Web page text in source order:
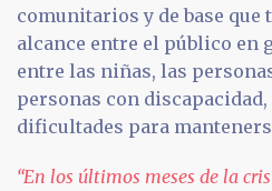
comunitarios y de base que
alcance entre el público en
entre las niñas, las
personas con
dificultades para
“En los últimos meses de la